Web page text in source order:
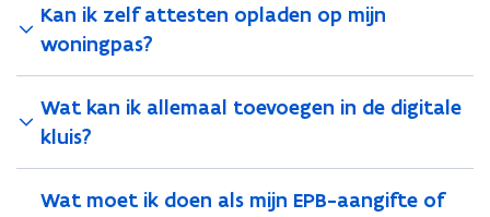
Kan ik zelf attesten opladen op mijn
woningpas?
Wat kan ik allemaal toevoegen in de digitale
kluis?
Wat moet ik doen als mijn EPB-aangifte of